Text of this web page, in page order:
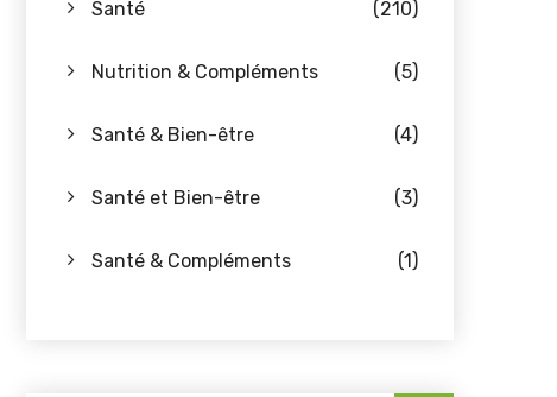
Santé (210)
Nutrition & Compléments (5)
Santé & Bien-être (4)
Santé et Bien-être (3)
Santé & Compléments (1)